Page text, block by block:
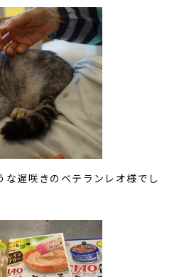
遅咲きのベテランレオ様でし